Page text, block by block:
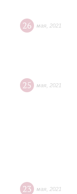
26 мая 2021
25 мая 2021
23 мая 2021